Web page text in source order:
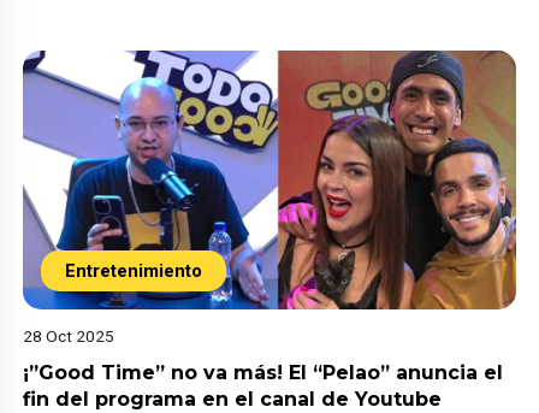
Entretenimiento
28 Oct 2025
¡”Good Time” no va más! El “Pelao” anuncia el
fin del programa en el canal de Youtube